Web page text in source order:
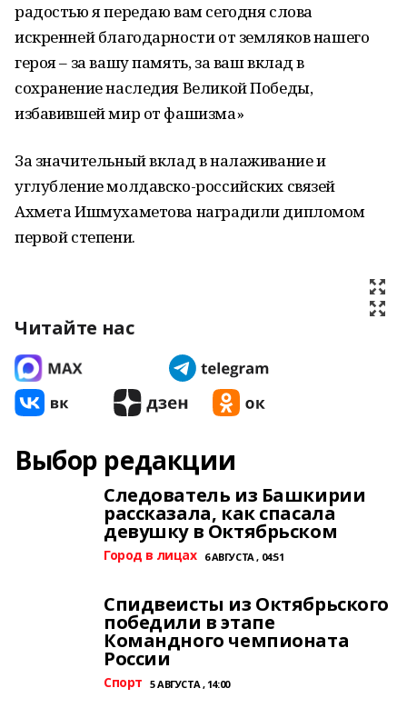
радостью я передаю вам сегодня слова
искренней благодарности от земляков нашего
героя – за вашу память, за ваш вклад в
сохранение наследия Великой Победы,
избавившей мир от фашизма»
За значительный вклад в налаживание и
углубление молдавско-российских связей
Ахмета Ишмухаметова наградили дипломом
первой степени.
Читайте нас
Выбор редакции
Следователь из Башкирии
рассказала, как спасала
девушку в Октябрьском
Город в лицах 6 АВГУСТА , 04:51
Спидвеисты из Октябрьского
победили в этапе
Командного чемпионата
России
Спорт 5 АВГУСТА , 14:00